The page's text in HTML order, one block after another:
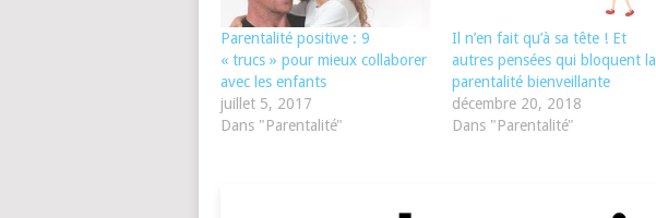
Parentalité positive : 9
« trucs » pour mieux collaborer
avec les enfants
juillet 5, 2017
Dans "Parentalité"
Il n’en fait qu’à sa tête ! Et
autres pensées qui bloquent la
parentalité bienveillante
décembre 20, 2018
Dans "Parentalité"